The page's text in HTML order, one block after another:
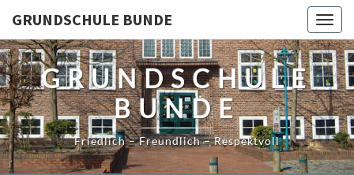
content
GRUNDSCHULE BUNDE
GRUNDSCHULE
BUNDE
Friedlich – Freundlich – Respektvoll